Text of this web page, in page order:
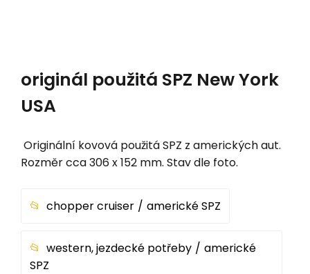
originál použitá SPZ New York
USA
Originální kovová použitá SPZ z amerických aut.
Rozměr cca 306 x 152 mm. Stav dle foto.
chopper cruiser americké SPZ
western, jezdecké potřeby
americké
SPZ